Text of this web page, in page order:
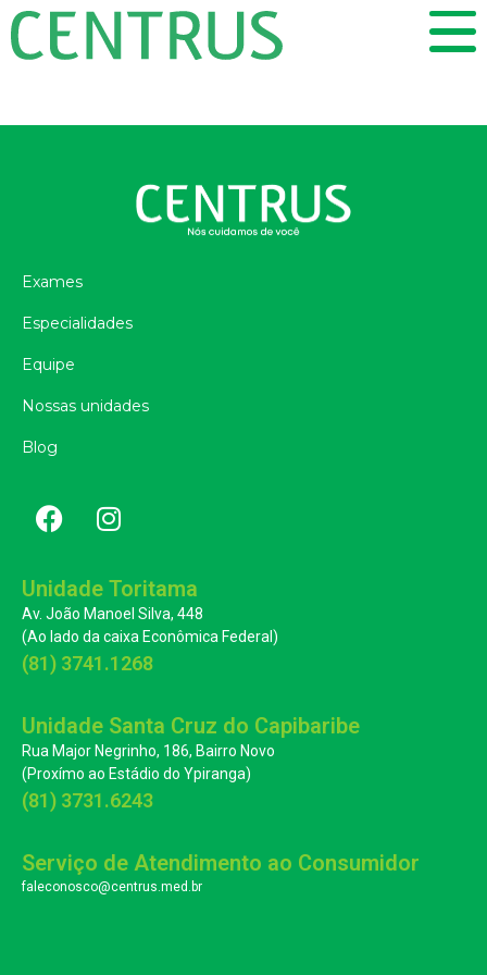
Exames
Especialidades
Equipe
Nossas unidades
Blog
Unidade Toritama
Av. João Manoel Silva, 448
(Ao lado da caixa Econômica Federal)
(81) 3741.1268
Unidade Santa Cruz do Capibaribe
Rua Major Negrinho, 186, Bairro Novo
(Proxímo ao Estádio do Ypiranga)
(81) 3731.6243
Serviço de Atendimento ao Consumidor
faleconosco@centrus.med.br